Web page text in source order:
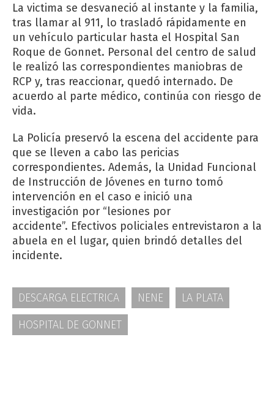
La victima se desvaneció al instante y la familia,
tras llamar al 911, lo trasladó rápidamente en
un vehículo particular hasta el Hospital San
Roque de Gonnet. Personal del centro de salud
le realizó las correspondientes maniobras de
RCP y, tras reaccionar, quedó internado. De
acuerdo al parte médico, continúa con riesgo de
vida.
La Policía preservó la escena del accidente para
que se lleven a cabo las pericias
correspondientes. Además, la Unidad Funcional
de Instrucción de Jóvenes en turno tomó
intervención en el caso e inició una
investigación por “lesiones por
accidente”. Efectivos policiales entrevistaron a la
abuela en el lugar, quien brindó detalles del
incidente.
DESCARGA ELECTRICA NENE
LA PLATA
HOSPITAL DE GONNET